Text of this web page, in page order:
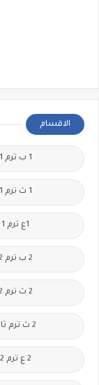
الاقسام
1 ب ترم 1
1 ث ترم 1
1ع ترم 1
2 ب ترم 2
2 ث ترم 2
2 ث ترم ثان
2 ع ترم 2